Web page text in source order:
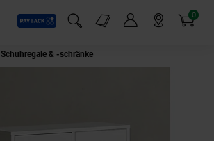
Payback
Suchfeld einblenden
Markt-Angebote 0
Artikel
Schuhregale & -schränke